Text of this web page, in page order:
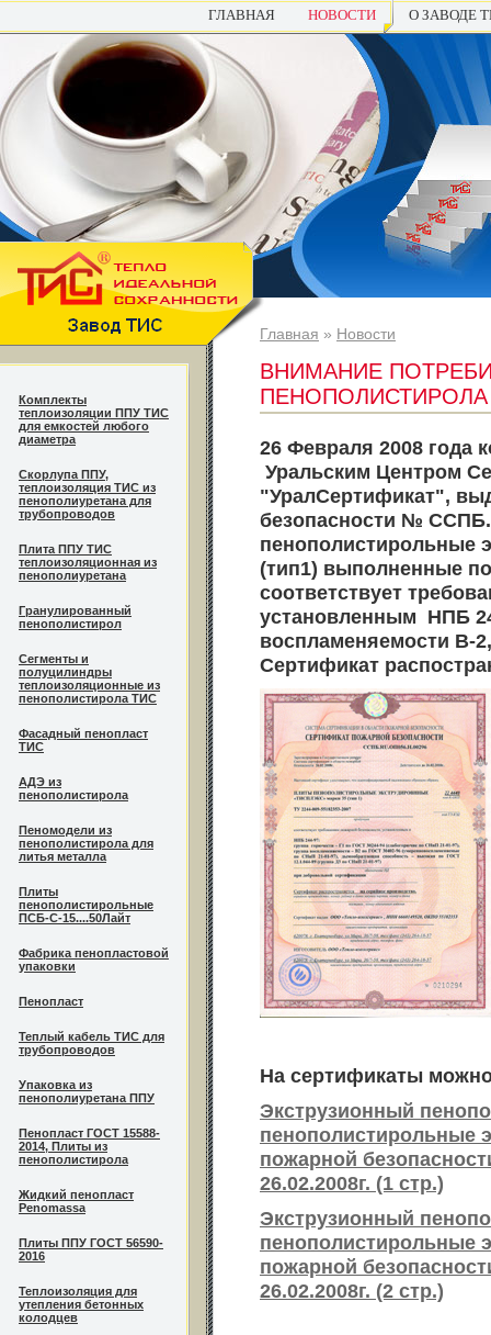
ГЛАВНАЯ НОВОСТИ О ЗАВОДЕ
Комплекты
теплоизоляции ППУ ТИС
для емкостей любого
диаметра
Cкорлупа ППУ,
теплоизоляция ТИС из
пенополиуретана для
трубопроводов
Плита ППУ ТИС
теплоизоляционная из
пенополиуретана
Гранулированный
пенополистирол
Сегменты и
полуцилиндры
теплоизоляционные из
пенополистирола ТИС
Фасадный пенопласт
ТИС
АДЭ из
пенополистирола
Пеномодели из
пенополистирола для
литья металла
Плиты
пенополистирольные
ПСБ-С-15....50Лайт
Фабрика пенопластовой
упаковки
Пенопласт
Теплый кабель ТИС для
трубопроводов
Упаковка из
пенополиуретана ППУ
Пенопласт ГОСТ 15588-
2014, Плиты из
пенополистирола
Жидкий пенопласт
Penomassa
Плиты ППУ ГОСТ 56590-
2016
Теплоизоляция для
утепления бетонных
колодцев
Главная » Новости
ВНИМАНИЕ
26 Февраля 2008 года
Уральским Центром
"УралСертификат",
безопасности №
пенополистирольные
(тип1) выполненные
соответствует
установленным НПБ
воспламеняемости В-
Сертификат
На сертификаты
Экструзионный
пенополистирольные
пожарной
26.02.2008г. (1 стр.)
Экструзионный
пенополистирольные
пожарной
26.02.2008г. (2 стр.)